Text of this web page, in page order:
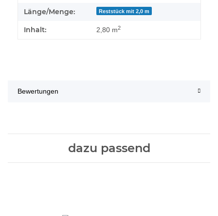
Länge/Menge: Reststück mit 2,0 m
Inhalt: 2,80 m2
Bewertungen
dazu passend